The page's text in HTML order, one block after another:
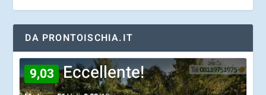
DA PRONTOISCHIA.IT
9,03 Eccellente!